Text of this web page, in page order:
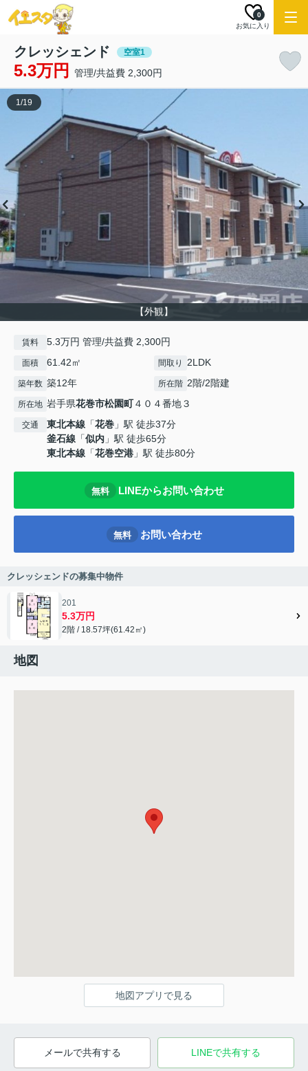
お気に入り
0
クレッシェンド 空室1
5.3万円 管理/共益費 2,300円
【外観】
1/19
賃料 5.3万円 管理/共益費 2,300円
面積 61.42㎡ 間取り 2LDK
築年数 築12年 所在階 2階/2階建
所在地 岩手県花巻市松園町４０４番地３
交通 東北本線 「花巻 」駅 徒歩37分
釜石線 「似内 」駅 徒歩65分
東北本線 「花巻空港 」駅 徒歩80分
無料 LINEからお問い合わせ
無料 お問い合わせ
クレッシェンドの募集中物件
201
5.3万円
2階 / 18.57坪(61.42㎡)
地図
地図アプリで見る
メールで共有する LINEで共有する